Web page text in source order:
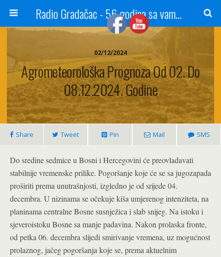
Radio Gradačac - 56 godina sa vama...
02/12/2024
Agrometeorološka Prognoza Od 02. Do
08.12.2024. Godine
Share Tweet Pin Mail SMS
Do sredine sedmice u Bosni i Hercegovini će preovladavati
stabilnije vremenske prilike. Pogoršanje koje će se sa jugozapada
proširiti prema unutrašnjosti, izgledno je od srijede 04.
decembra. U nizinama se očekuje kiša umjerenog intenziteta, na
planinama centralne Bosne susnježica i slab snijeg. Na istoku i
sjeveroistoku Bosne sa manje padavina. Nakon prolaska fronte,
od petka 06. decembra slijedi smirivanje vremena, uz mogućnost
prolaznog, jačeg pogoršanja koje se, prema aktuelnim